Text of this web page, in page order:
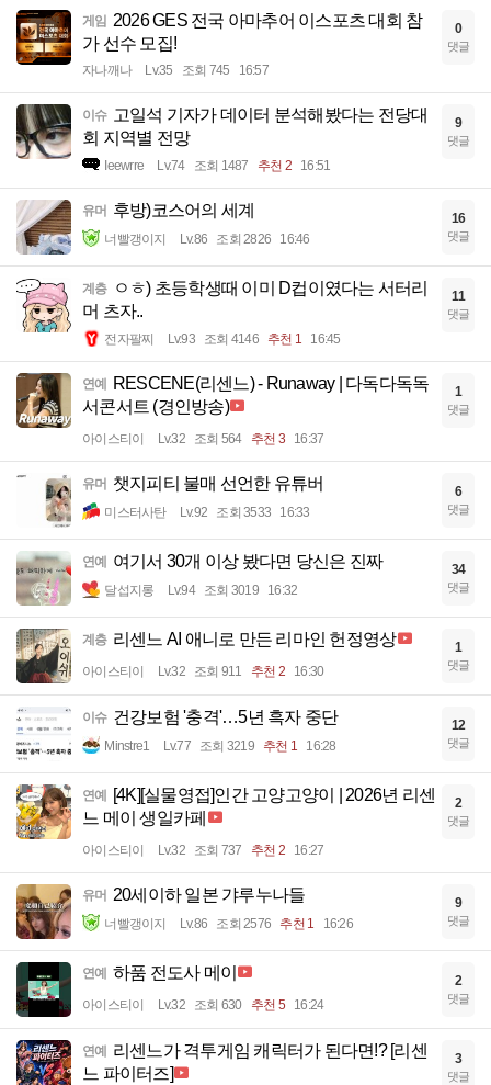
게임
2026 GES 전국 아마추어 이스포츠 대회 참
가 선수 모집!
자나깨나 Lv.35 조회 745 16:57
0
댓글
이슈 고일석 기자가 데이터 분석해봤다는 전당대
회 지역별 전망
Ieewrre Lv.74 조회 1487 추천 2 16:51
9
댓글
유머 후방)코스어의 세계
너빨갱이지 Lv.86 조회 2826 16:46
16
댓글
계층
ㅇㅎ) 초등학생때 이미 D컵이였다는 서터리
머 츠자..
전자팔찌 Lv.93 조회 4146 추천 1 16:45
11
댓글
연예
RESCENE(리센느) - Runaway | 다독다독독
서콘서트 (경인방송)
아이스티이 Lv.32 조회 564 추천 3 16:37
1
댓글
유머 챗지피티 불매 선언한 유튜버
미스터사탄 Lv.92 조회 3533 16:33
6
댓글
연예 여기서 30개 이상 봤다면 당신은 진짜
달섭지롱 Lv.94 조회 3019 16:32
34
댓글
계층 리센느 AI 애니로 만든 리마인 헌정영상
아이스티이 Lv.32 조회 911 추천 2 16:30
1
댓글
이슈 건강보험 '충격'…5년 흑자 중단
Minstre1 Lv.77 조회 3219 추천 1 16:28
12
댓글
연예
[4K][실물영접]인간 고양고양이 | 2026년 리센
느 메이 생일카페
아이스티이 Lv.32 조회 737 추천 2 16:27
2
댓글
유머 20세이하 일본 갸루누나들
너빨갱이지 Lv.86 조회 2576 추천 1 16:26
9
댓글
연예 하품 전도사 메이
아이스티이 Lv.32 조회 630 추천 5 16:24
2
댓글
연예
리센느가 격투게임 캐릭터가 된다면!? [리센
느 파이터즈]
3
댓글